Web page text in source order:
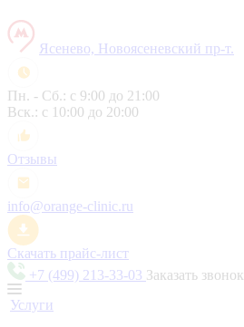
Ясенево, Новоясеневский пр-т.
Пн. - Сб.: с 9:00 до 21:00
Вск.: с 10:00 до 20:00
Отзывы
info@orange-clinic.ru
Скачать прайс-лист
+7 (499) 213-33-03 Заказать звонок
Услуги